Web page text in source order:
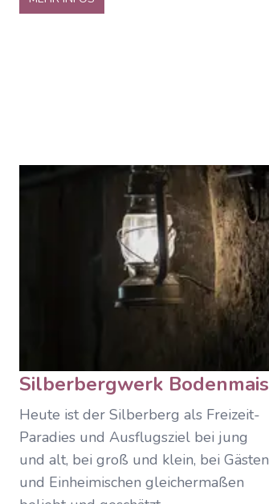
Silberbergwerk Bodenmais
Heute ist der Silberberg als Freizeit-
Paradies und Ausflugsziel bei jung
und alt, bei groß und klein, bei Gästen
und Einheimischen gleichermaßen